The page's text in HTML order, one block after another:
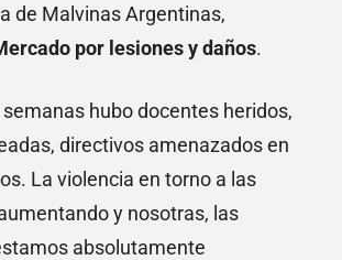
de Malvinas Argentinas,
por lesiones y daños.
hubo docentes heridos,
directivos amenazados en
La violencia en torno a las
y nosotras, las
absolutamente